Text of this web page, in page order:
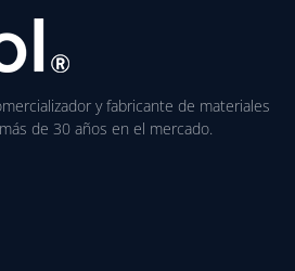
y fabricante de materiales
de 30 años en el mercado.